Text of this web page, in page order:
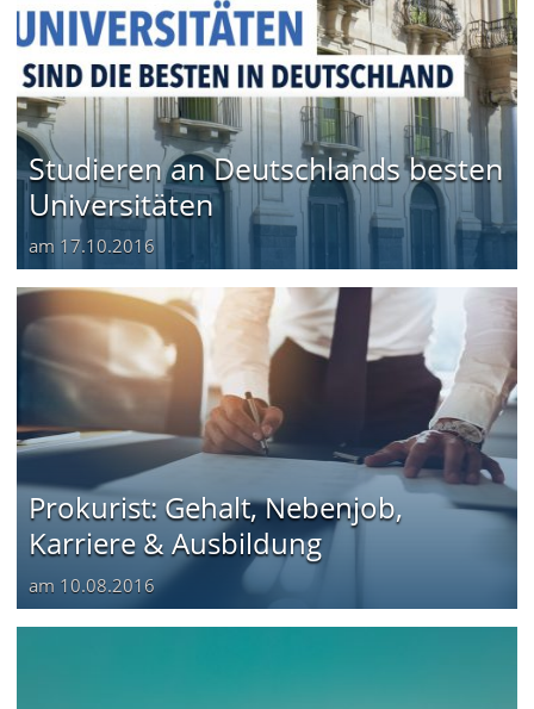
Studieren an Deutschlands besten
Universitäten
am 17.10.2016
Prokurist: Gehalt, Nebenjob,
Karriere & Ausbildung
am 10.08.2016